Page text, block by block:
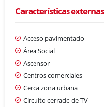
Características externas
Acceso pavimentado
Área Social
Ascensor
Centros comerciales
Cerca zona urbana
Circuito cerrado de TV